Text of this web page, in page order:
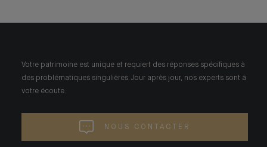
Votre patrimoine est unique et requiert des réponses spécifiques à
des problématiques singulières. Jour après jour, nos experts sont à
votre écoute.
NOUS CONTACTER